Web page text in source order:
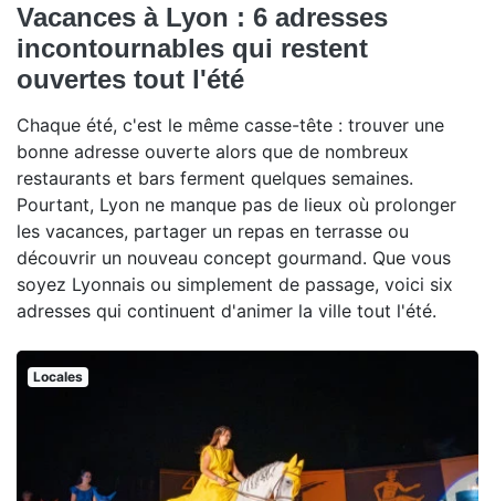
Vacances à Lyon : 6 adresses
incontournables qui restent
ouvertes tout l'été
Chaque été, c'est le même casse-tête : trouver une
bonne adresse ouverte alors que de nombreux
restaurants et bars ferment quelques semaines.
Pourtant, Lyon ne manque pas de lieux où prolonger
les vacances, partager un repas en terrasse ou
découvrir un nouveau concept gourmand. Que vous
soyez Lyonnais ou simplement de passage, voici six
adresses qui continuent d'animer la ville tout l'été.
Locales